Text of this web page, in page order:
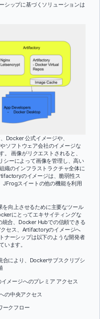
シップに基づくソリューションは
Docker 公式イメージや、
ソフトウェア会社のイメージな
画像がリクエストされると、
ーによって画像を管理し、高い
織のインフラストラクチャ全体に
のイメージは、脆弱性ス
JFrogスイートの他の機能を利用
向上させるために主要なツール
にとってエキサイティングな
合、Docker Hubでの信頼できる
セス、Artifactoryのイメージへ
ナーシップは以下のような開発者
います。
合により、Dockerサブスクリプシ
メージへのプレミア アクセス
の中央アクセス
ークフロー